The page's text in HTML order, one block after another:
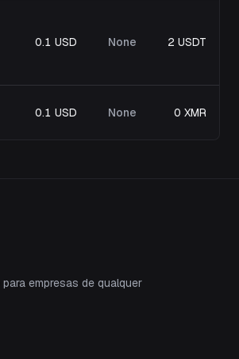
0.1 USD None 2 USDT
0.1 USD None 0 XMR
empresas de qualquer